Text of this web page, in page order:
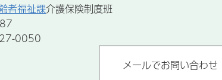
者福祉課介護保険制度班
0050